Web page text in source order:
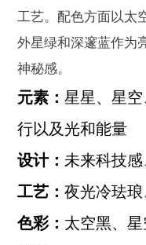
工艺。配色方面以太
外星绿和深邃蓝作为
神秘感。
元素：星星、星
行以及光和能量
设计： 未来科技
工艺：夜光冷珐
色彩： 太空黑、